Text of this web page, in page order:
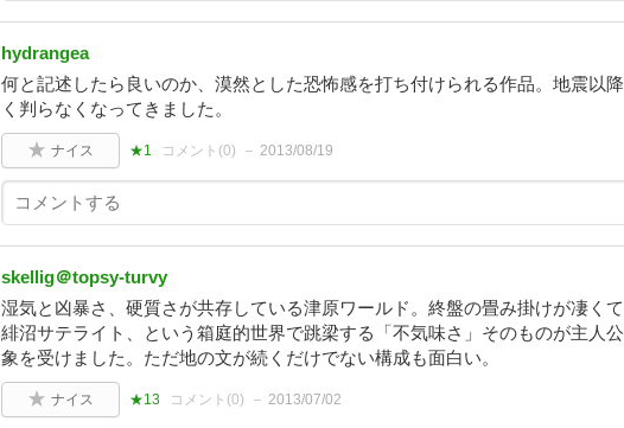
hydrangea
何と記述したら良いのか、漠然とした恐怖感を打ち付けられる作品。地震以
く判らなくなってきました。
ナイス ★1 コメント(0) 2013/08/19
skellig＠topsy-turvy
湿気と凶暴さ、硬質さが共存している津原ワールド。終盤の畳み掛けが凄くて
緋沼サテライト、という箱庭的世界で跳梁する「不気味さ」そのものが主人
象を受けました。ただ地の文が続くだけでない構成も面白い。
ナイス ★13 コメント(0) 2013/07/02